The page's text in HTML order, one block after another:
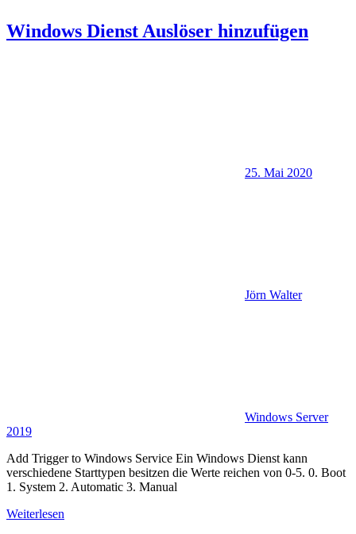
Windows Dienst Auslöser hinzufügen
25. Mai 2020
Jörn Walter
Windows Server
2019
Add Trigger to Windows Service Ein Windows Dienst kann
verschiedene Starttypen besitzen die Werte reichen von 0-5. 0. Boot
1. System 2. Automatic 3. Manual
Weiterlesen